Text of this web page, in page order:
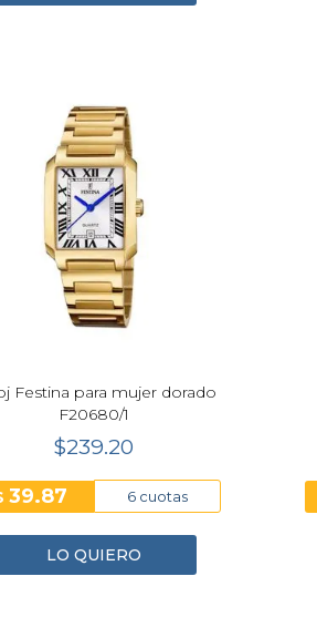
Festina para mujer dorado
F20680/1
$239.20
39.87 6 cuotas
LO QUIERO